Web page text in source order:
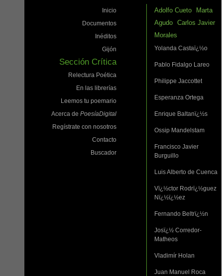
Inicio
Documentos
Inéditos
Gijón
Sección Crítica
Relectura Poética
En las librerías
Leemos tu poemario
Acerca de PoesíaDigital
Regístrate con nosotros
Contacto
Buscador
Adolfo Cueto
Marta
Agudo Carlos Javier
Morales
Yolanda Castaï¿½o
Pablo Fidalgo Lareo
Philippe Jaccottet
Esperanza Ortega
Enrique Baltanï¿½s
Ossip Mandelstam
Francisco Javier
Burguillo
Luis Alberto de Cuenca
Vï¿½ctor Rodrï¿½guez
Nï¿½ï¿½ez
Fernando Beltrï¿½n
Josï¿½ Corredor-
Matheos
Vladimír Holan
Juan Manuel Roca